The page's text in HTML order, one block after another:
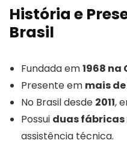
História e
Brasil
Fundada em1968 na
Presente em mais
No Brasil desde 2011,
Possui duas
assistência técnica.